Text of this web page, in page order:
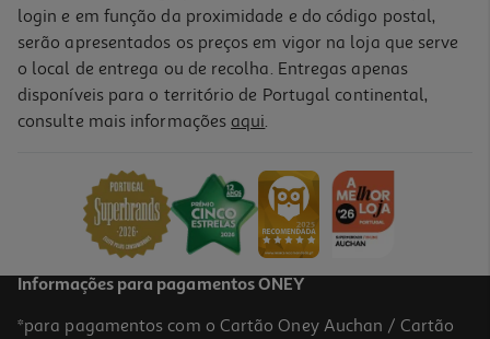
Ice Tea Lipton Laranja Manga 2l (sdr)
+0,10 € Depósito
login e em função da proximidade e do código postal,
serão apresentados os preços em vigor na loja que serve
o local de entrega ou de recolha. Entregas apenas
disponíveis para o território de Portugal continental,
consulte mais informações aqui.
Informações para pagamentos ONEY
*para pagamentos com o Cartão Oney Auchan / Cartão